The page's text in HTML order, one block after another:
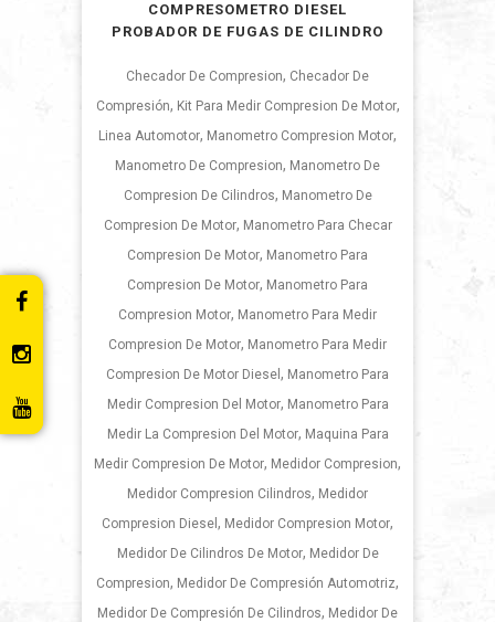
COMPRESOMETRO DIESEL
PROBADOR DE FUGAS DE CILINDRO
Checador De Compresion, Checador De
Compresión, Kit Para Medir Compresion De Motor,
Linea Automotor, Manometro Compresion Motor,
Manometro De Compresion, Manometro De
Compresion De Cilindros, Manometro De
Compresion De Motor, Manometro Para Checar
Compresion De Motor, Manometro Para
Compresion De Motor, Manometro Para
Compresion Motor, Manometro Para Medir
Compresion De Motor, Manometro Para Medir
Compresion De Motor Diesel , Manometro Para
Medir Compresion Del Motor, Manometro Para
Medir La Compresion Del Motor, Maquina Para
Medir Compresion De Motor, Medidor Compresion,
Medidor Compresion Cilindros, Medidor
Compresion Diesel , Medidor Compresion Motor,
Medidor De Cilindros De Motor, Medidor De
Compresion, Medidor De Compresión Automotriz,
Medidor De Compresión De Cilindros, Medidor De